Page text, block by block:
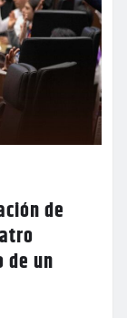
de
de un